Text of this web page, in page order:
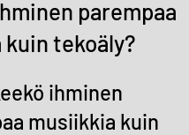
parempaa
tekoäly?
ihminen
musiikkia kuin